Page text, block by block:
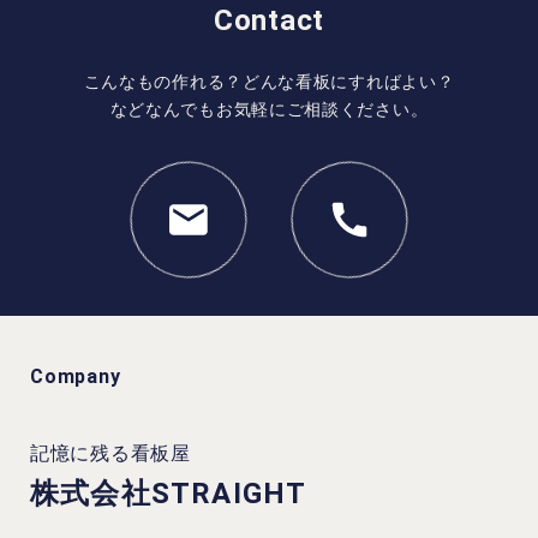
Contact
こんなもの作れる？どんな看板にすればよい？
などなんでもお気軽にご相談ください。
Company
記憶に残る看板屋
株式会社STRAIGHT